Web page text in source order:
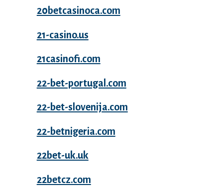
20betcasinoca.com
21-casino.us
21casinofi.com
22-bet-portugal.com
22-bet-slovenija.com
22-betnigeria.com
22bet-uk.uk
22betcz.com